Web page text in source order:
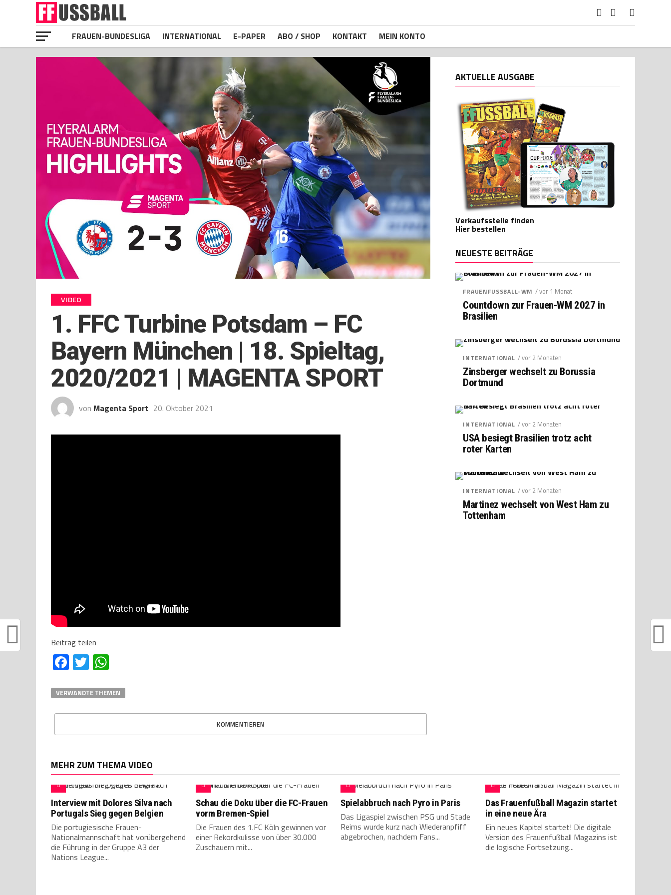
FRAUEN-BUNDESLIGA INTERNATIONAL E-PAPER ABO / SHOP KONTAKT MEIN KONTO
VIDEO
1. FFC Turbine Potsdam – FC
Bayern München | 18. Spieltag,
2020/2021 | MAGENTA SPORT
von Magenta Sport 20. Oktober 2021
Beitrag teilen
Facebook
Twitter
VERWANDTE THEMEN
KOMMENTIEREN
AKTUELLE AUSGABE
Verkaufsstelle finden
Hier bestellen
NEUESTE BEITRÄGE
FRAUENFUSSBALL-WM / vor 1 Monat
Countdown zur Frauen-WM 2027 in
Brasilien
INTERNATIONAL / vor 2 Monaten
Zinsberger wechselt zu Borussia
Dortmund
INTERNATIONAL / vor 2 Monaten
USA besiegt Brasilien trotz acht
roter Karten
INTERNATIONAL / vor 2 Monaten
Martinez wechselt von West Ham zu
Tottenham
MEHR ZUM THEMA VIDEO
Interview mit Dolores Silva nach
Portugals Sieg gegen Belgien
Die portugiesische Frauen-
Nationalmannschaft hat vorübergehend
die Führung in der Gruppe A3 der
Nations League...
Schau die Doku über die FC-Frauen
vorm Bremen-Spiel
Die Frauen des 1.FC Köln gewinnen vor
einer Rekordkulisse von über 30.000
Zuschauern mit...
Spielabbruch nach Pyro in Paris
Das Ligaspiel zwischen PSG und Stade
Reims wurde kurz nach Wiederanpfiff
abgebrochen, nachdem Fans...
Das Frauenfußball Magazin startet
in eine neue Ära
Ein neues Kapitel startet! Die digitale
Version des Frauenfußball Magazins ist
die logische Fortsetzung...